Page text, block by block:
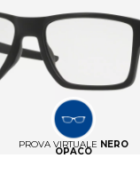
PROVA VIRTUALE NERO
OPACO